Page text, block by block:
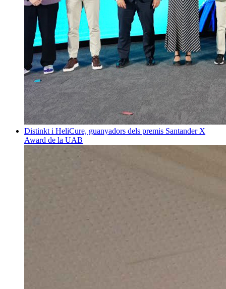
Distinkt i HeliCure, guanyadors dels premis Santander X
Award de la UAB